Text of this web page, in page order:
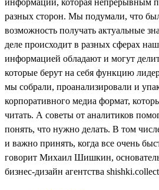
разных сторон. Мы подумали, что
возможность получать актуальные
деле происходит в разных сферах
информацией обладают и могут
которые берут на себя функцию
мы собрали, проанализировали и
корпоративного медиа формат,
читать. А советы от аналитиков
понять, что нужно делать. В том
и важно принять, когда все очень
говорит Михаил Шишкин,
бизнес-дизайн агентства